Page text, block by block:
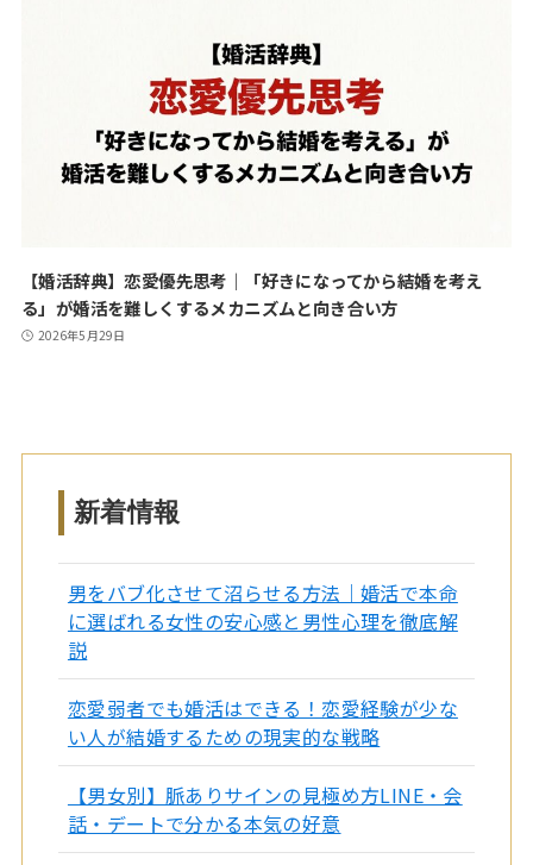
【婚活辞典】恋愛優先思考｜「好きになってから結婚を考え
る」が婚活を難しくするメカニズムと向き合い方
2026年5月29日
新着情報
男をバブ化させて沼らせる方法｜婚活で本命
に選ばれる女性の安心感と男性心理を徹底解
説
恋愛弱者でも婚活はできる！恋愛経験が少な
い人が結婚するための現実的な戦略
【男女別】脈ありサインの見極め方LINE・会
話・デートで分かる本気の好意